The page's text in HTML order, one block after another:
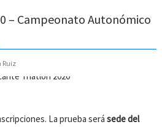
– Campeonato Autonómico
Ruiz
La prueba serásede del